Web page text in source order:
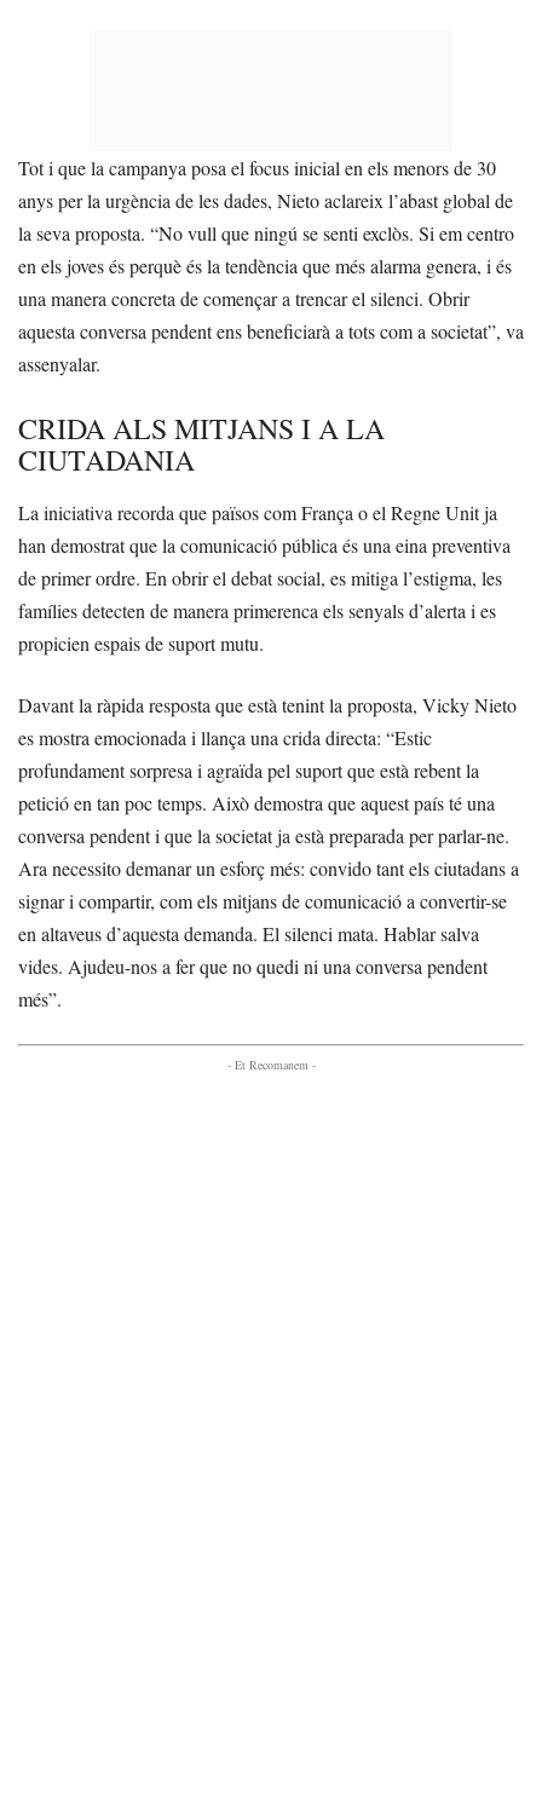
Tot i que la campanya posa el focus inicial en els menors de 30
anys per la urgència de les dades, Nieto aclareix l’abast global de
la seva proposta. “No vull que ningú se senti exclòs. Si em centro
en els joves és perquè és la tendència que més alarma genera, i és
una manera concreta de començar a trencar el silenci. Obrir
aquesta conversa pendent ens beneficiarà a tots com a societat”, va
assenyalar.
CRIDA ALS MITJANS I A LA
CIUTADANIA
La iniciativa recorda que països com França o el Regne Unit ja
han demostrat que la comunicació pública és una eina preventiva
de primer ordre. En obrir el debat social, es mitiga l’estigma, les
famílies detecten de manera primerenca els senyals d’alerta i es
propicien espais de suport mutu.
Davant la ràpida resposta que està tenint la proposta, Vicky Nieto
es mostra emocionada i llança una crida directa: “Estic
profundament sorpresa i agraïda pel suport que està rebent la
petició en tan poc temps. Això demostra que aquest país té una
conversa pendent i que la societat ja està preparada per parlar-ne.
Ara necessito demanar un esforç més: convido tant els ciutadans a
signar i compartir, com els mitjans de comunicació a convertir-se
en altaveus d’aquesta demanda. El silenci mata. Hablar salva
vides. Ajudeu-nos a fer que no quedi ni una conversa pendent
més”.
- Et Recomanem -